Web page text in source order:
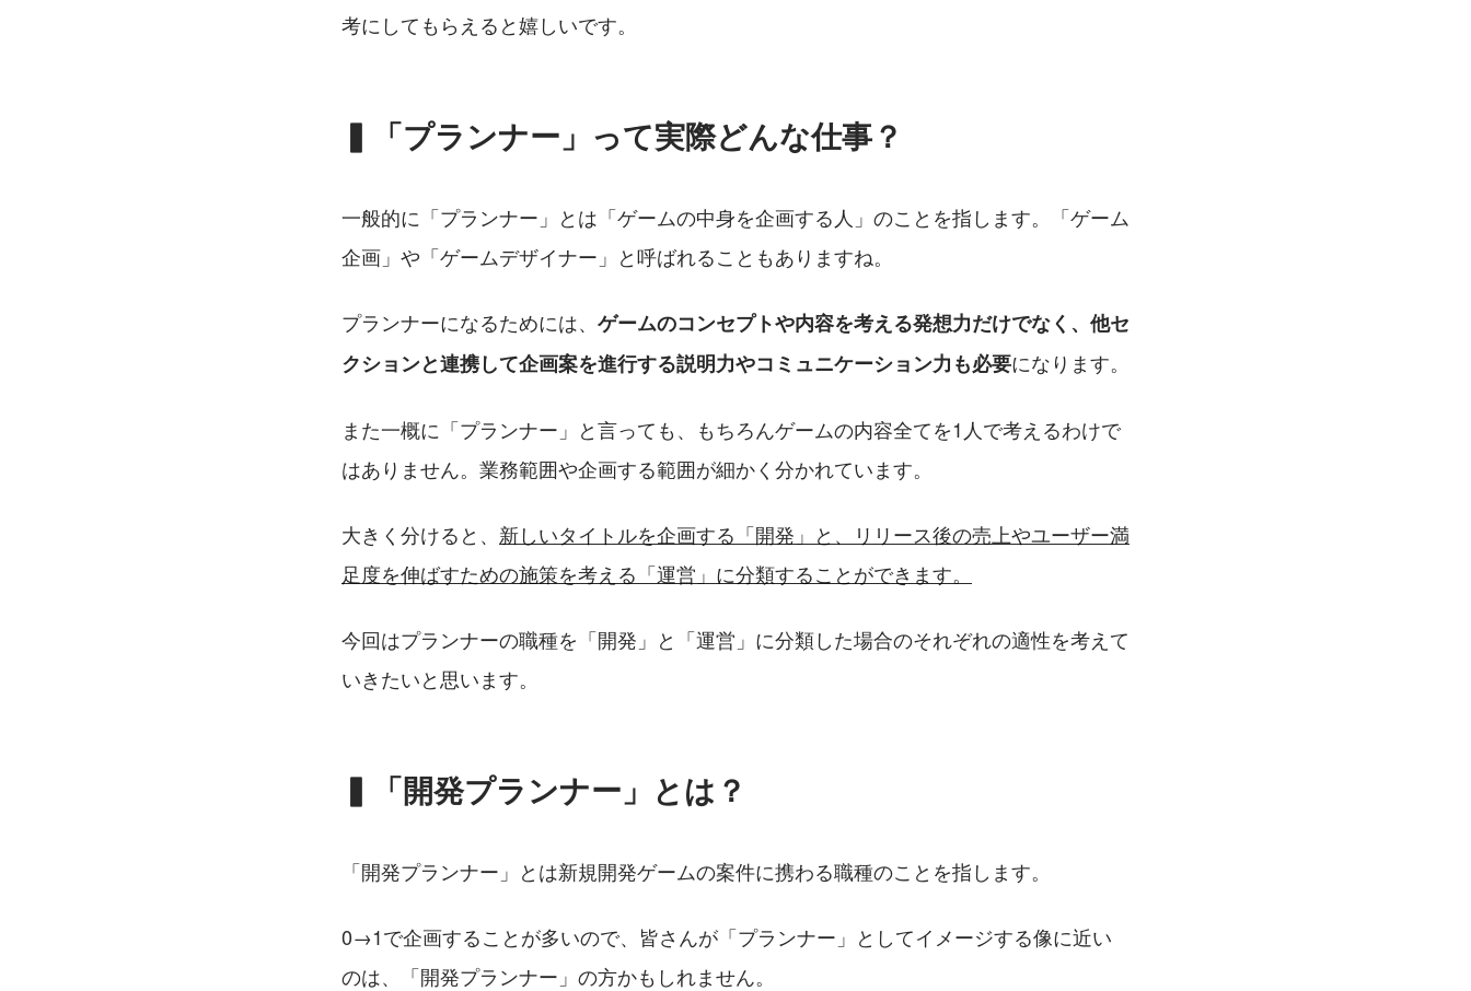
考にしてもらえると嬉しいです。
▍「プランナー」って実際どんな仕事？
一般的に「プランナー」とは「ゲームの中身を企画する人」のことを指します。「ゲーム
企画」や「ゲームデザイナー」と呼ばれることもありますね。
プランナーになるためには、 ゲームのコンセプトや内容を考える発想力だけでなく、他セ
クションと連携して企画案を進行する説明力やコミュニケーション力も必要になります。
また一概に「プランナー」と言っても、もちろんゲームの内容全てを1人で考えるわけで
はありません。業務範囲や企画する範囲が細かく分かれています。
大きく分けると、 新しいタイトルを企画する「開発」と、リリース後の売上やユーザー満
足度を伸ばすための施策を考える「運営」に分類することができます。
今回はプランナーの職種を「開発」と「運営」に分類した場合のそれぞれの適性を考えて
いきたいと思います。
▍「開発プランナー」とは？
「開発プランナー」とは新規開発ゲームの案件に携わる職種のことを指します。
0→1で企画することが多いので、皆さんが「プランナー」としてイメージする像に近い
のは、「開発プランナー」の方かもしれません。